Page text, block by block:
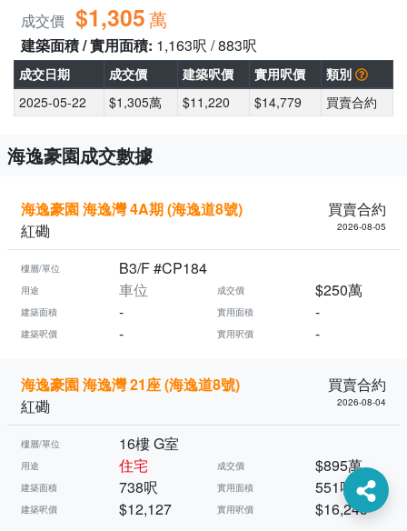
成交價 $1,305萬
建築面積 / 實用面積: 1,163呎 / 883呎
成交日期 成交價 建築呎價 實用呎價
類別
2025-05-22
$1,305萬 $11,220 $14,779 買賣合約
海逸豪園成交數據
海逸豪園 海逸灣 4A期 (海逸道8號)
買賣合約
紅磡
2026-08-05
樓層/單位 B3/F #CP184
用途 車位 成交價 $250萬
建築面積 - 實用面積 -
建築呎價 - 實用呎價 -
海逸豪園 海逸灣 21座 (海逸道8號)
買賣合約
紅磡
2026-08-04
樓層/單位 16樓 G室
用途 住宅 成交價 $895萬
建築面積 738呎 實用面積 551呎
建築呎價 $12,127 實用呎價 $16,243